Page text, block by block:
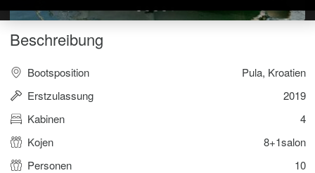
Beschreibung
Bootsposition
Pula, Kroatien
Erstzulassung
2019
Kabinen
4
Kojen
8+1salon
Personen
10